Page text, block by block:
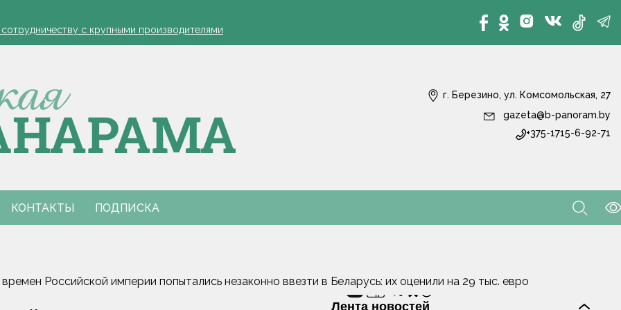
защита яблонь
с крупными производителями
я борюсь за деревню
обозначил слабые места в работе автолавок
на селе: "Просрочка и тухлятина!"
защита яблонь
с крупными производителями
я борюсь за деревню
обозначил слабые места в работе автолавок
на селе: "Просрочка и тухлятина!"
г. Березино, ул. Комсомольская, 27
gazeta@b-panoram.by
+375-1715-6-92-71
КОНТАКТЫ ПОДПИСКА
Российской империи попытались незаконно ввезти в Беларусь: их оценили на 29 тыс. евро
Лента новостей